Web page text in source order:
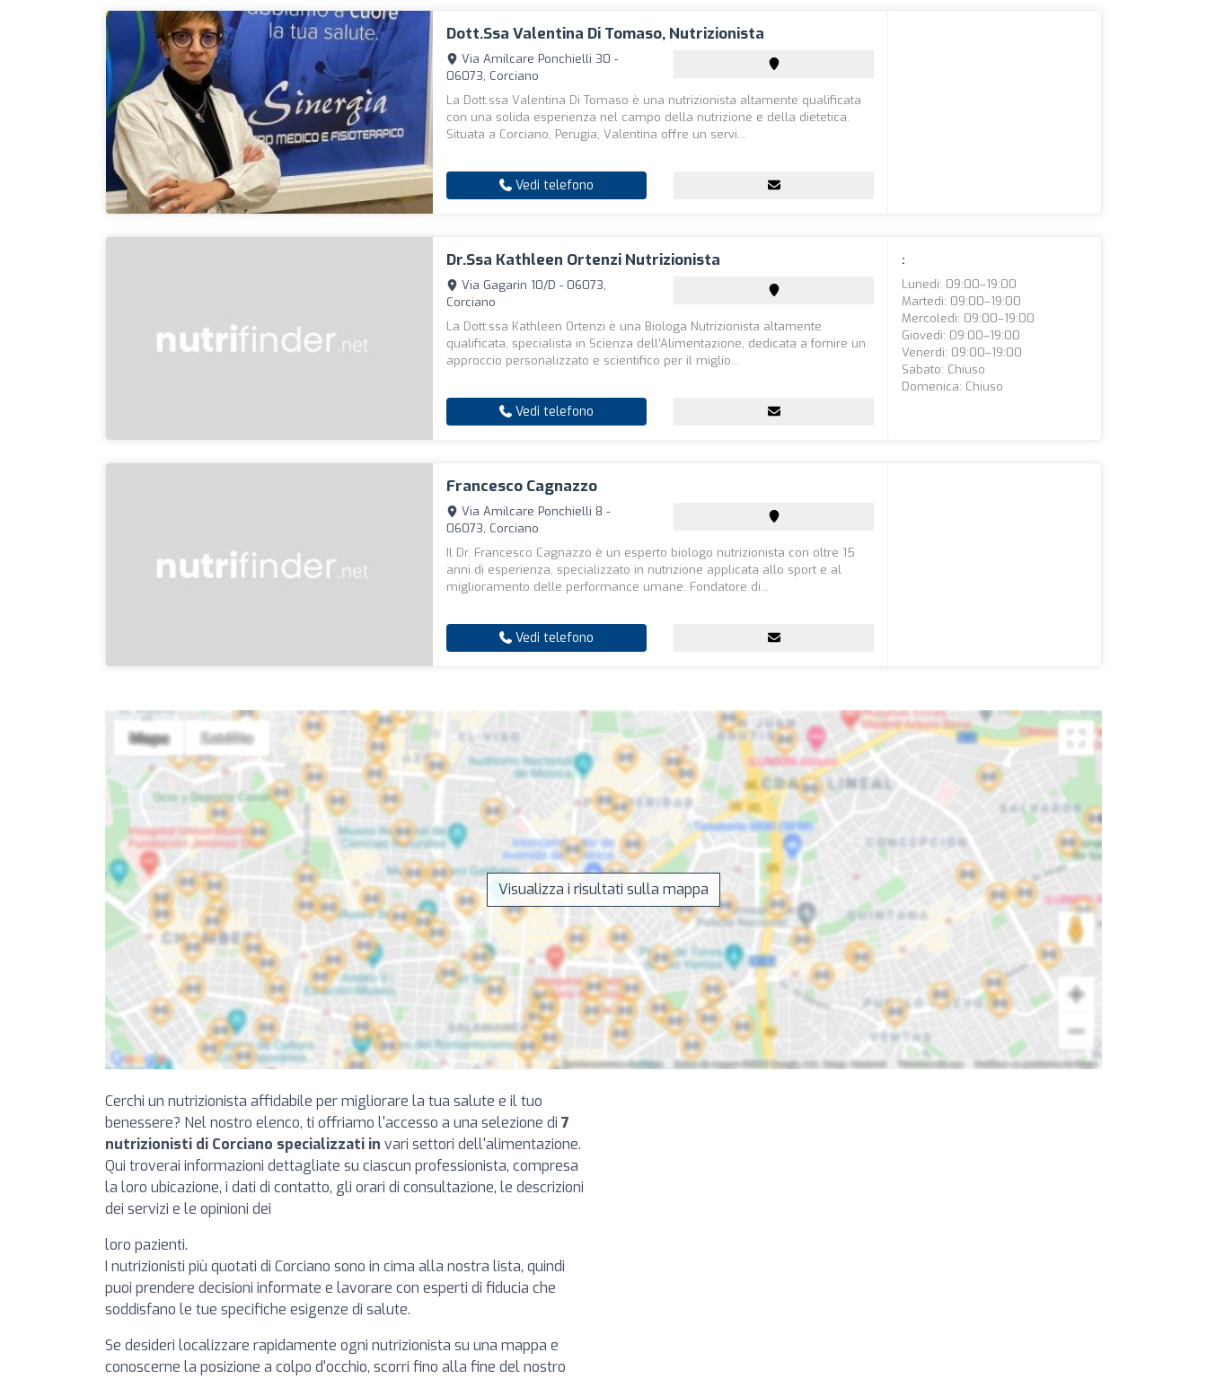
Dott.ssa Valentina Di Tomaso, Nutrizionista
Via Amilcare Ponchielli 30 -
06073, Corciano
La Dott.ssa Valentina Di Tomaso è una nutrizionista altamente qualificata
con una solida esperienza nel campo della nutrizione e della dietetica.
Situata a Corciano, Perugia, Valentina offre un servi...
Vedi telefono
Dr.ssa Kathleen Ortenzi Nutrizionista
Via Gagarin 10/D - 06073,
Corciano
La Dott.ssa Kathleen Ortenzi è una Biologa Nutrizionista altamente
qualificata, specialista in Scienza dell’Alimentazione, dedicata a fornire un
approccio personalizzato e scientifico per il miglio...
Vedi telefono
:
Lunedì: 09:00–19:00
Martedì: 09:00–19:00
Mercoledì: 09:00–19:00
Giovedì: 09:00–19:00
Venerdì: 09:00–19:00
Sabato: Chiuso
Domenica: Chiuso
Francesco Cagnazzo
Via Amilcare Ponchielli 8 -
06073, Corciano
Il Dr. Francesco Cagnazzo è un esperto biologo nutrizionista con oltre 15
anni di esperienza, specializzato in nutrizione applicata allo sport e al
miglioramento delle performance umane. Fondatore di...
Vedi telefono
Visualizza i risultati sulla mappa
Cerchi un nutrizionista affidabile per migliorare la tua salute e il tuo
benessere? Nel nostro elenco, ti offriamo l'accesso a una selezione di 7
nutrizionisti di Corciano specializzati in vari settori dell'alimentazione.
Qui troverai informazioni dettagliate su ciascun professionista, compresa
la loro ubicazione, i dati di contatto, gli orari di consultazione, le descrizioni
dei servizi e le opinioni dei
loro pazienti.
I nutrizionisti più quotati di Corciano sono in cima alla nostra lista, quindi
puoi prendere decisioni informate e lavorare con esperti di fiducia che
soddisfano le tue specifiche esigenze di salute.
Se desideri localizzare rapidamente ogni nutrizionista su una mappa e
conoscerne la posizione a colpo d'occhio, scorri fino alla fine del nostro